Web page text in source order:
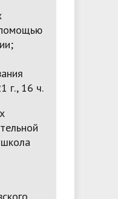
помощью
г., 16 ч.